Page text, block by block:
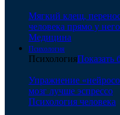
Мягкий клещ,
человека прямо у
Медицина
Психология
ПсихологияПоказать
Упражнение
мозг лучше эспрессо
Психология человека